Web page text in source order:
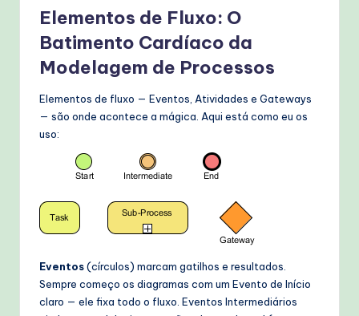
Elementos de Fluxo: O
Batimento Cardíaco da
Modelagem de Processos
Elementos de fluxo — Eventos, Atividades e Gateways
— são onde acontece a mágica. Aqui está como eu os
uso:
Eventos(círculos) marcam gatilhos e resultados.
Sempre começo os diagramas com um Evento de Início
claro — ele fixa todo o fluxo. Eventos Intermediários